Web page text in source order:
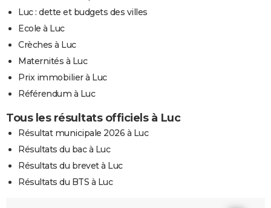
Luc : dette et budgets des villes
Ecole à Luc
Crèches à Luc
Maternités à Luc
Prix immobilier à Luc
Référendum à Luc
Tous les résultats officiels à Luc
Résultat municipale 2026 à Luc
Résultats du bac à Luc
Résultats du brevet à Luc
Résultats du BTS à Luc